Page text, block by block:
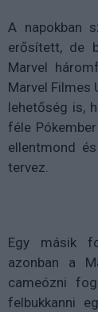
A napokban
erősített, de
Marvel
Marvel Filmes
lehetőség is,
féle
ellentmond
tervez.
Egy másik
azonban a
cameózni
felbukkanni